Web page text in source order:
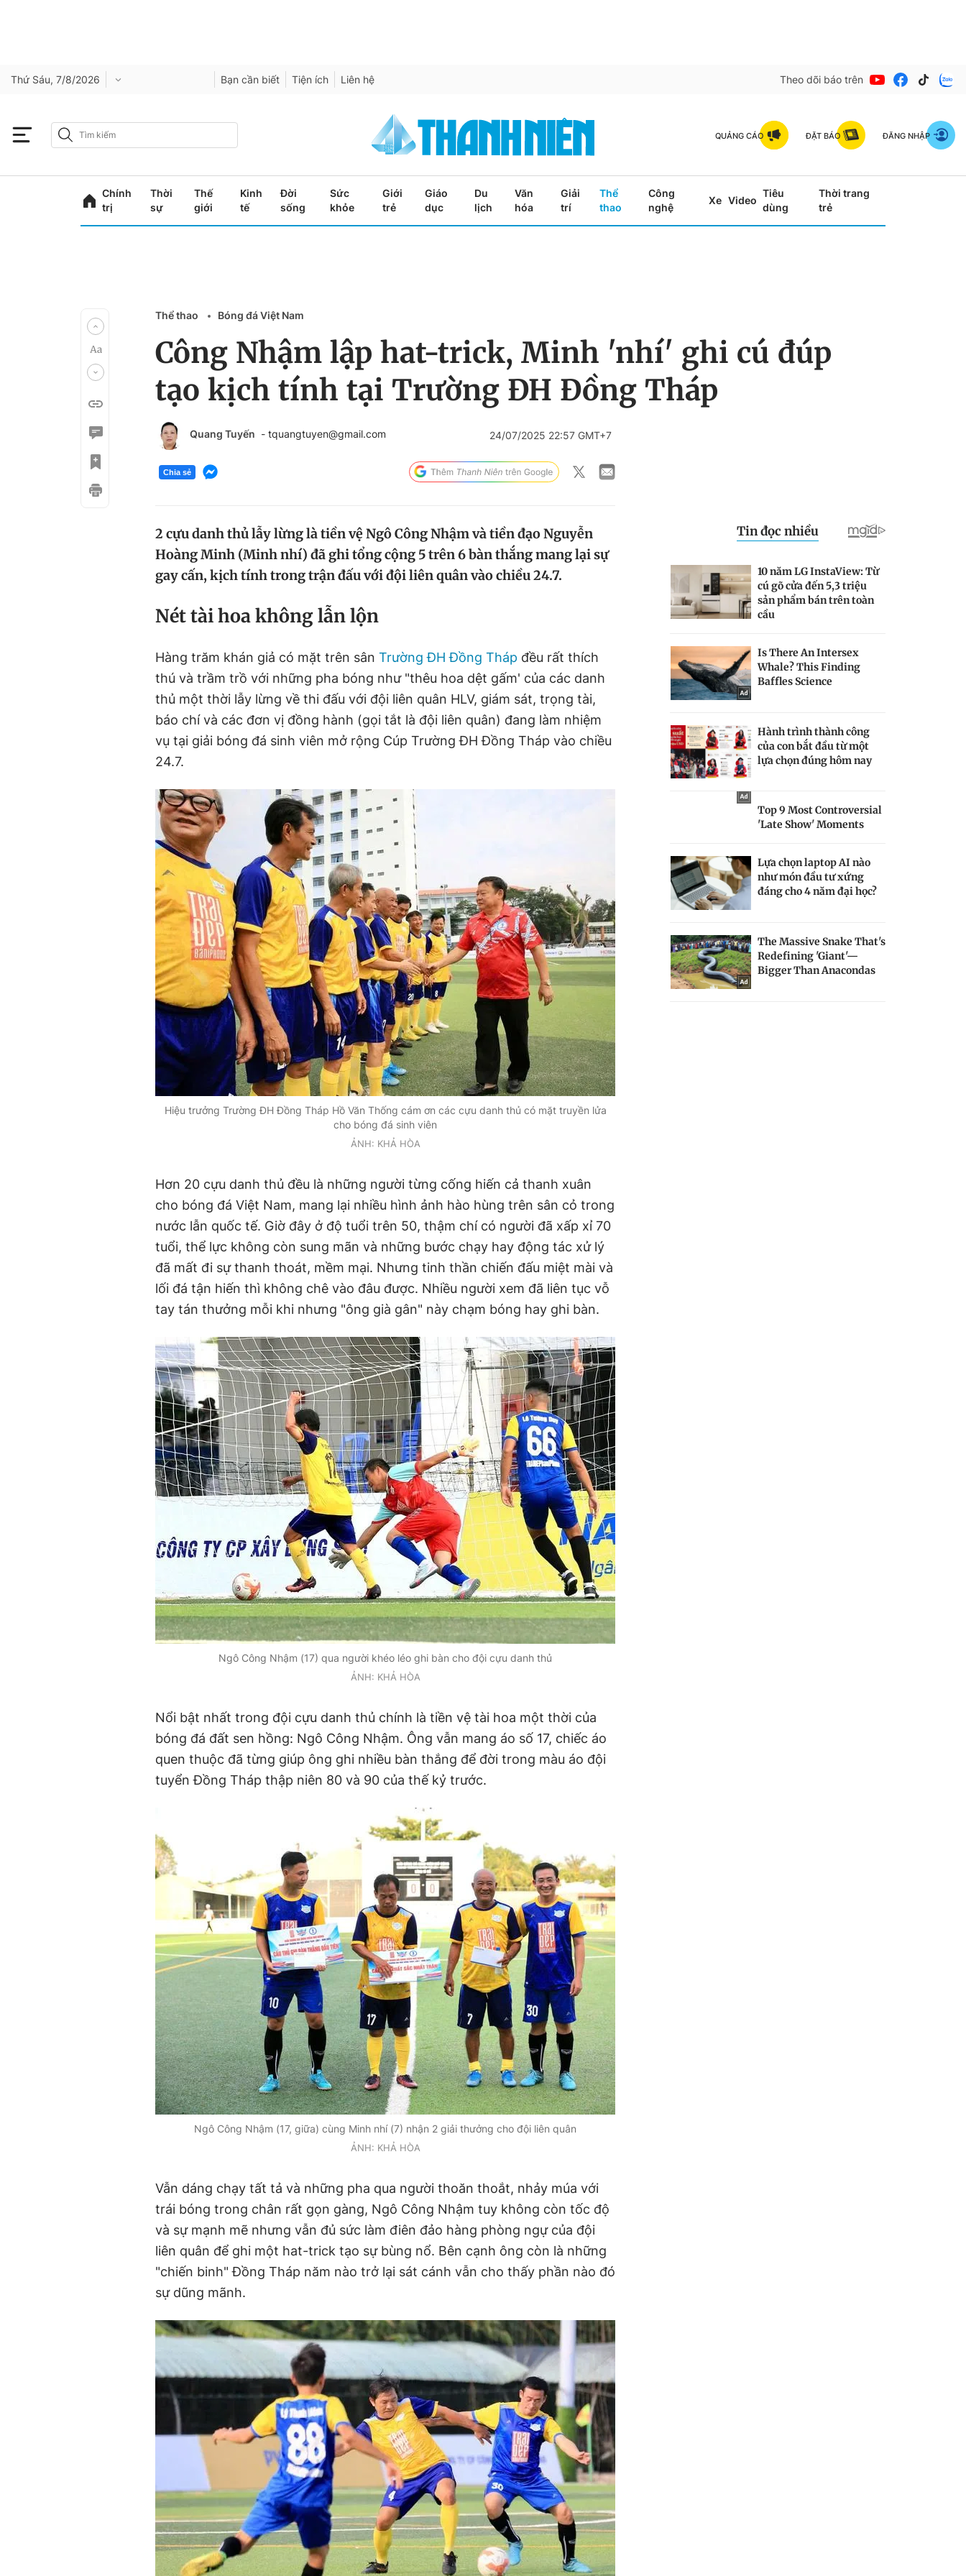
Thứ Sáu, 7/8/2026 Bạn cần biết Tiện ích Liên hệ Theo dõi báo trên
QUẢNG CÁO ĐẶT BÁO ĐĂNG NHẬP
Chính
trị
Thời
sự
Thế
giới
Kinh
tế
Đời
sống
Sức
khỏe
Giới
trẻ
Giáo
dục
Du
lịch
Văn
hóa
Giải
trí
Thể
thao
Công
nghệ
Xe Video
Tiêu
dùng
Thời trang
trẻ
Thể thao Bóng đá Việt Nam
Công Nhậm lập hat-trick, Minh 'nhí' ghi cú đúp
tạo kịch tính tại Trường ĐH Đồng Tháp
Quang Tuyến - tquangtuyen@gmail.com 24/07/2025 22:57 GMT+7
Chia sẻ
2 cựu danh thủ lẫy lừng là tiền vệ Ngô Công Nhậm và tiền đạo Nguyễn
Hoàng Minh (Minh nhí) đã ghi tổng cộng 5 trên 6 bàn thắng mang lại sự
gay cấn, kịch tính trong trận đấu với đội liên quân vào chiều 24.7.
Nét tài hoa không lẫn lộn
Hàng trăm khán giả có mặt trên sân Trường ĐH Đồng Tháp đều rất thích
thú và trầm trồ với những pha bóng như "thêu hoa dệt gấm' của các danh
thủ một thời lẫy lừng về thi đấu với đội liên quân HLV, giám sát, trọng tài,
báo chí và các đơn vị đồng hành (gọi tắt là đội liên quân) đang làm nhiệm
vụ tại giải bóng đá sinh viên mở rộng Cúp Trường ĐH Đồng Tháp vào chiều
24.7.
Hiệu trưởng Trường ĐH Đồng Tháp Hồ Văn Thống cám ơn các cựu danh thủ có mặt truyền lửa
cho bóng đá sinh viên
ẢNH: KHẢ HÒA
Hơn 20 cựu danh thủ đều là những người từng cống hiến cả thanh xuân
cho bóng đá Việt Nam, mang lại nhiều hình ảnh hào hùng trên sân cỏ trong
nước lẫn quốc tế. Giờ đây ở độ tuổi trên 50, thậm chí có người đã xấp xỉ 70
tuổi, thể lực không còn sung mãn và những bước chạy hay động tác xử lý
đã mất đi sự thanh thoát, mềm mại. Nhưng tinh thần chiến đấu miệt mài và
lối đá tận hiến thì không chê vào đâu được. Nhiều người xem đã liên tục vỗ
tay tán thưởng mỗi khi nhưng "ông già gân" này chạm bóng hay ghi bàn.
Ngô Công Nhậm (17) qua người khéo léo ghi bàn cho đội cựu danh thủ
ẢNH: KHẢ HÒA
Nổi bật nhất trong đội cựu danh thủ chính là tiền vệ tài hoa một thời của
bóng đá đất sen hồng: Ngô Công Nhậm. Ông vẫn mang áo số 17, chiếc áo
quen thuộc đã từng giúp ông ghi nhiều bàn thắng để đời trong màu áo đội
tuyển Đồng Tháp thập niên 80 và 90 của thế kỷ trước.
Ngô Công Nhậm (17, giữa) cùng Minh nhí (7) nhận 2 giải thưởng cho đội liên quân
ẢNH: KHẢ HÒA
Vẫn dáng chạy tất tả và những pha qua người thoăn thoắt, nhảy múa với
trái bóng trong chân rất gọn gàng, Ngô Công Nhậm tuy không còn tốc độ
và sự mạnh mẽ nhưng vẫn đủ sức làm điên đảo hàng phòng ngự của đội
liên quân để ghi một hat-trick tạo sự bùng nổ. Bên cạnh ông còn là những
"chiến binh" Đồng Tháp năm nào trở lại sát cánh vẫn cho thấy phần nào đó
sự dũng mãnh.